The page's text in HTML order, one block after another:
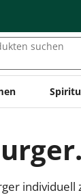
suchen